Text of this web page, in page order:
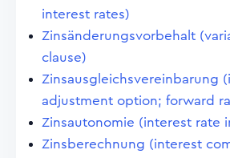
interest rates)
Zinsänderungsvorbehalt
clause)
Zinsausgleichsvereinbarung
adjustment option; forward
Zinsautonomie (interest rate
Zinsberechnung (interest